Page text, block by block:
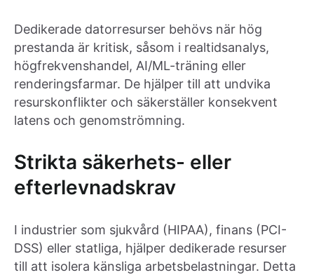
Dedikerade datorresurser behövs när hög
prestanda är kritisk, såsom i realtidsanalys,
högfrekvenshandel, AI/ML-träning eller
renderingsfarmar. De hjälper till att undvika
resurskonflikter och säkerställer konsekvent
latens och genomströmning.
Strikta säkerhets- eller
efterlevnadskrav
I industrier som sjukvård (HIPAA), finans (PCI-
DSS) eller statliga, hjälper dedikerade resurser
till att isolera känsliga arbetsbelastningar. Detta